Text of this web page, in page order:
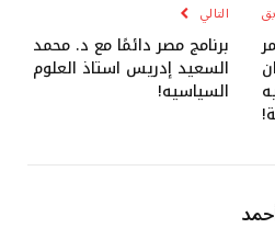
التالي
برنامج مصر دائمًا مع د. محمد
السعيد إدريس استاذ العلوم
السياسيه!